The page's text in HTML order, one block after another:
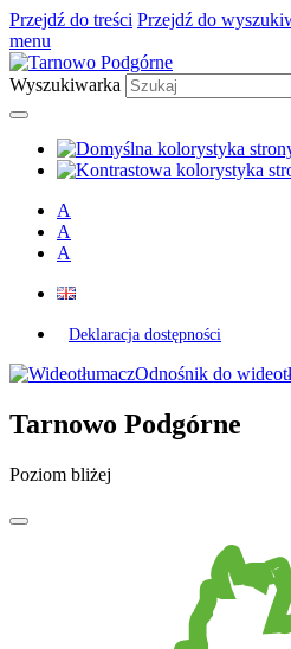
Przejdź do treści Przejdź do
menu
Wyszukiwarka
A
A
A
Deklaracja dostępności
Odnośnik do
Tarnowo Podgórne
Poziom bliżej